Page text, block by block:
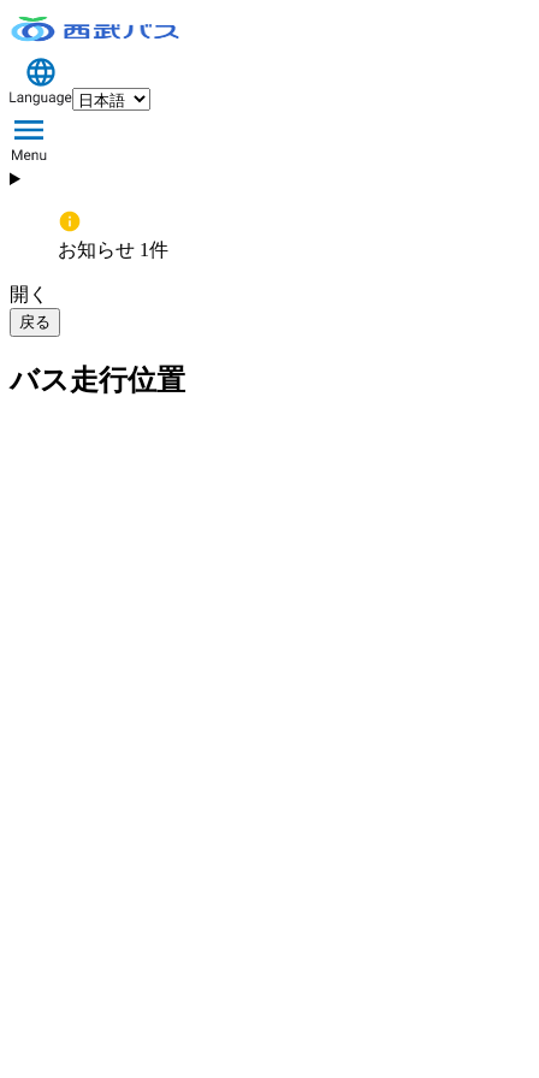
お知らせ 1件
開く
戻る
バス走行位置